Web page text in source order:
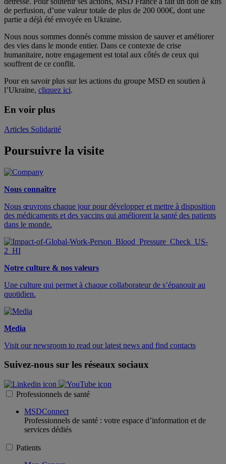
de perfusion, d’une valeur totale de plus de 200 000€, dont une
partie a déjà été envoyée en Ukraine.
Nous nous sommes donnés comme mission de sauver et améliorer
des vies dans le monde entier. Dans ce contexte de crise
humanitaire, notre engagement est total aux côtés de ceux qui
souffrent de ce conflit.
Pour en savoir plus sur les actions du groupe MSD en soutien à
l’Ukraine, cliquez ici.
En voir plus
Articles Solidarité
Poursuivre la visite
Nous connaître
Nous œuvrons chaque jour pour développer et mettre à disposition
des médicaments et des vaccins qui améliorent la santé des patients
dans le monde.
Notre culture & nos valeurs
Une culture qui permet à chaque collaborateur de s’épanouir au
quotidien.
Media
Visit our newsroom to read our latest news and find contacts
Suivez-nous sur les réseaux sociaux
Professionnels de santé
MSDConnect
Professionnels de santé : votre espace d’information et de
services dédiés
Patients